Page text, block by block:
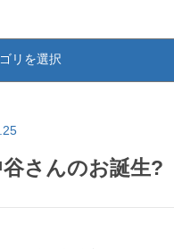
さんのお誕生?